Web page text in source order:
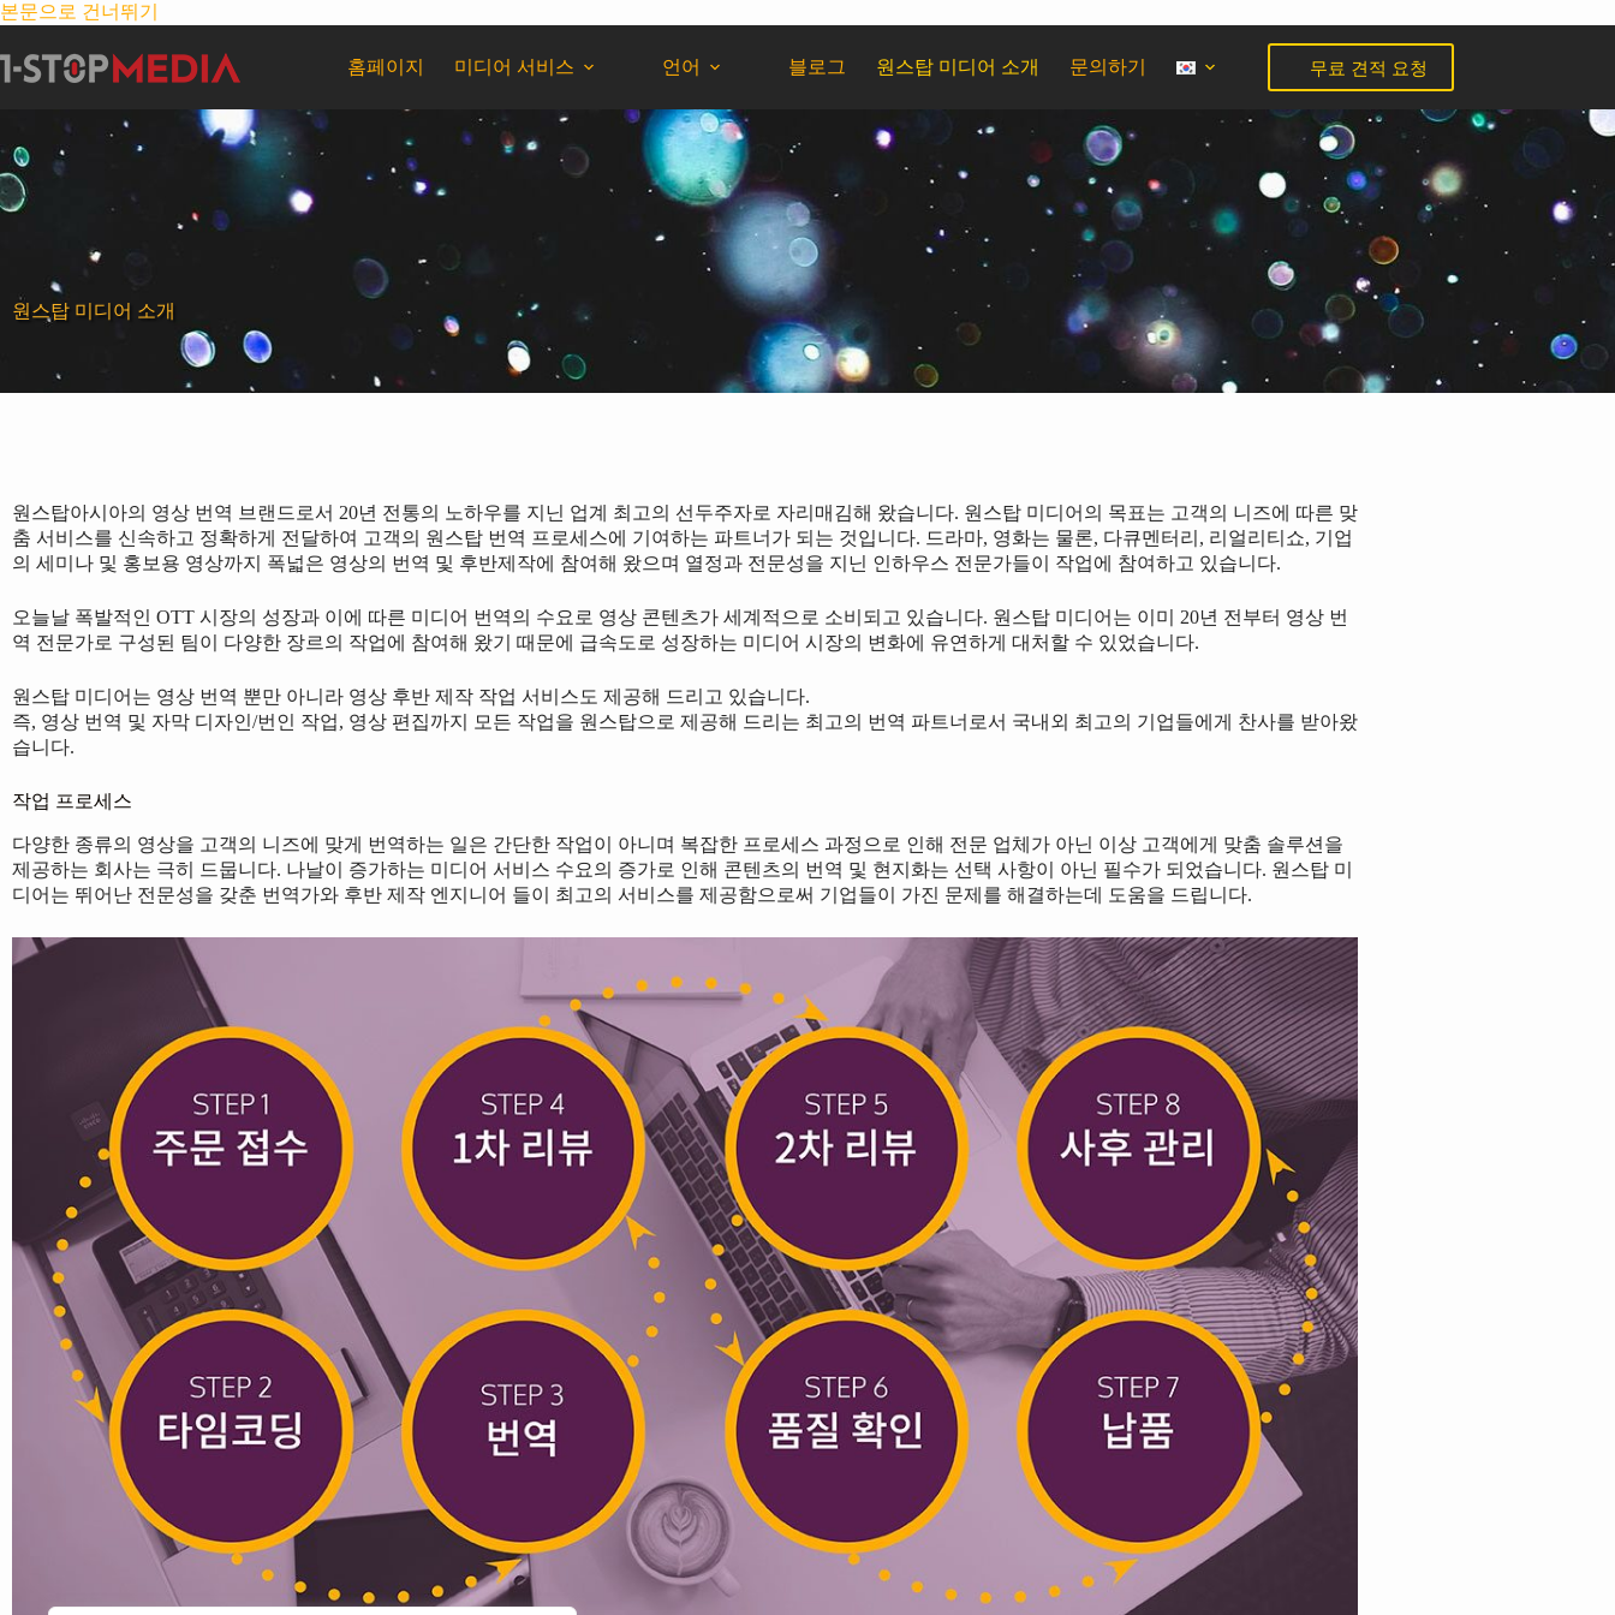
본문으로 건너뛰기
홈페이지 미디어 서비스 언어 블로그 원스탑 미디어 소개 문의하기 무료 견적 요청
원스탑 미디어 소개
원스탑아시아의 영상 번역 브랜드로서 20년 전통의 노하우를 지닌 업계 최고의 선두주자로 자리매김해 왔습니다. 원스탑 미디어의 목표는 고객의 니즈에 따른 맞
춤 서비스를 신속하고 정확하게 전달하여 고객의 원스탑 번역 프로세스에 기여하는 파트너가 되는 것입니다. 드라마, 영화는 물론, 다큐멘터리, 리얼리티쇼, 기업
의 세미나 및 홍보용 영상까지 폭넓은 영상의 번역 및 후반제작에 참여해 왔으며 열정과 전문성을 지닌 인하우스 전문가들이 작업에 참여하고 있습니다.
오늘날 폭발적인 OTT 시장의 성장과 이에 따른 미디어 번역의 수요로 영상 콘텐츠가 세계적으로 소비되고 있습니다. 원스탑 미디어는 이미 20년 전부터 영상 번
역 전문가로 구성된 팀이 다양한 장르의 작업에 참여해 왔기 때문에 급속도로 성장하는 미디어 시장의 변화에 유연하게 대처할 수 있었습니다.
원스탑 미디어는 영상 번역 뿐만 아니라 영상 후반 제작 작업 서비스도 제공해 드리고 있습니다.
즉, 영상 번역 및 자막 디자인/번인 작업, 영상 편집까지 모든 작업을 원스탑으로 제공해 드리는 최고의 번역 파트너로서 국내외 최고의 기업들에게 찬사를 받아왔
습니다.
작업 프로세스
다양한 종류의 영상을 고객의 니즈에 맞게 번역하는 일은 간단한 작업이 아니며 복잡한 프로세스 과정으로 인해 전문 업체가 아닌 이상 고객에게 맞춤 솔루션을
제공하는 회사는 극히 드뭅니다. 나날이 증가하는 미디어 서비스 수요의 증가로 인해 콘텐츠의 번역 및 현지화는 선택 사항이 아닌 필수가 되었습니다. 원스탑 미
디어는 뛰어난 전문성을 갖춘 번역가와 후반 제작 엔지니어 들이 최고의 서비스를 제공함으로써 기업들이 가진 문제를 해결하는데 도움을 드립니다.